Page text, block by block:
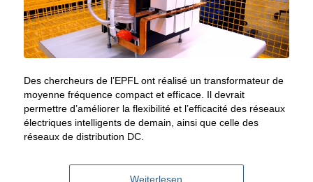
Des chercheurs de l’EPFL ont réalisé un transformateur de
moyenne fréquence compact et efficace. Il devrait
permettre d’améliorer la flexibilité et l’efficacité des réseaux
électriques intelligents de demain, ainsi que celle des
réseaux de distribution DC.
Weiterlesen